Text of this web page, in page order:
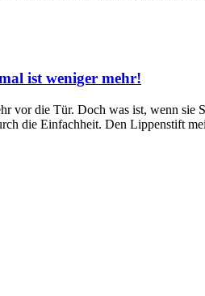
ist weniger mehr!
vor die Tür. Doch was ist, wenn
die Einfachheit. Den Lippenstift